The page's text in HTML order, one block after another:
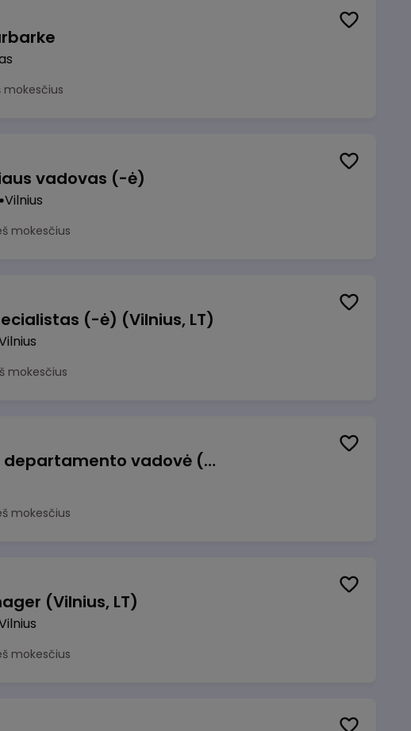
mokesčius
vadovas (-ė)
Vilnius
mokesčius
(-ė) (Vilnius, LT)
mokesčius
Veiklos atsparumo departamento vadovė (-as)
mokesčius
(Vilnius, LT)
mokesčius